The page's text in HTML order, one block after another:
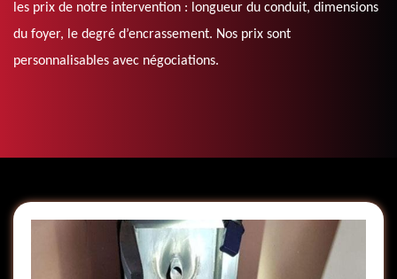
les prix de notre intervention : longueur du conduit, dimensions
du foyer, le degré d’encrassement. Nos prix sont
personnalisables avec négociations.